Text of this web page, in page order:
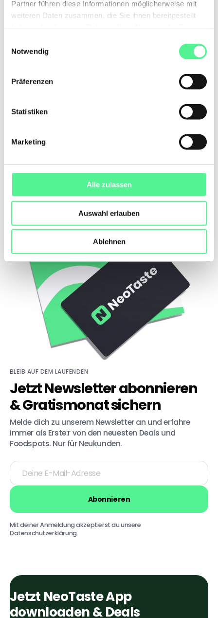
Partner führen diese Informationen möglicherweise mit
weiteren Daten zusammen, die Sie ihnen bereitgestellt
Notwendig
Präferenzen
Statistiken
Marketing
Alle zulassen
Auswahl erlauben
Ablehnen
Geschenk zum Drucken
Sichere dir jetzt den Code zum sofort einlösen
BLEIB AUF DEM LAUFENDEN
Jetzt Newsletter abonnieren
& Gratismonat sichern
Melde dich zu unserem Newsletter an und erfahre
immer als Erste:r von den neuesten Deals und
Foodspots. Nur für Neukunden.
Deine
Mail-
Adresse
Abonnieren
Mit deiner Anmeldung akzeptierst du unsere
Datenschutzerklärung.
Jetzt NeoTaste App
downloaden & Deals